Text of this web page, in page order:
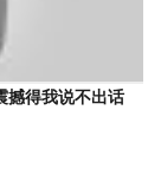
撼得我说不出话